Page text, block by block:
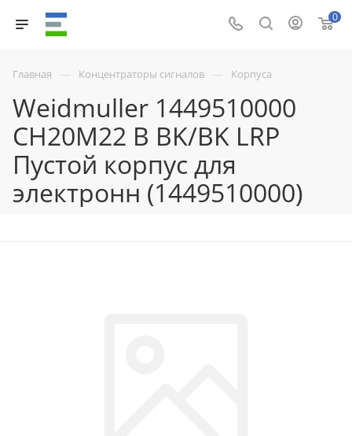
0
Главная — Концентраторы сигналов — Корпуса
Weidmuller 1449510000
CH20M22 B BK/BK LRP
Пустой корпус для
электронн (1449510000)